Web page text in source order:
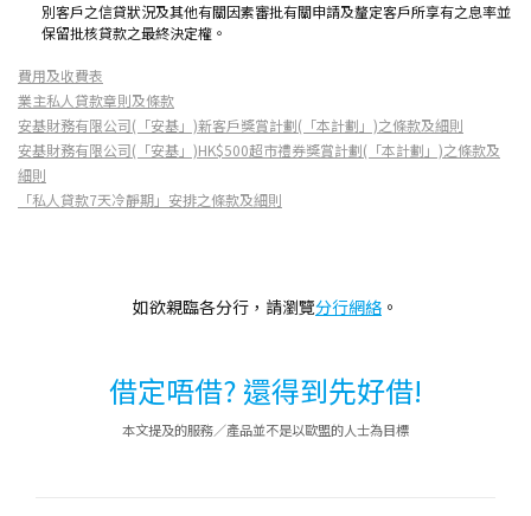
別客戶之信貸狀況及其他有關因素審批有關申請及釐定客戶所享有之息率並
保留批核貸款之最終決定權。
費用及收費表
業主私人貸款章則及條款
安基財務有限公司(「安基」)新客戶獎賞計劃(「本計劃」)之條款及細則
安基財務有限公司(「安基」)HK$500超市禮券獎賞計劃(「本計劃」)之條款及
細則
「私人貸款7天冷靜期」安排之條款及細則
如欲親臨各分行，請瀏覽分行網絡 。
借定唔借? 還得到先好借!
本文提及的服務／產品並不是以歐盟的人士為目標